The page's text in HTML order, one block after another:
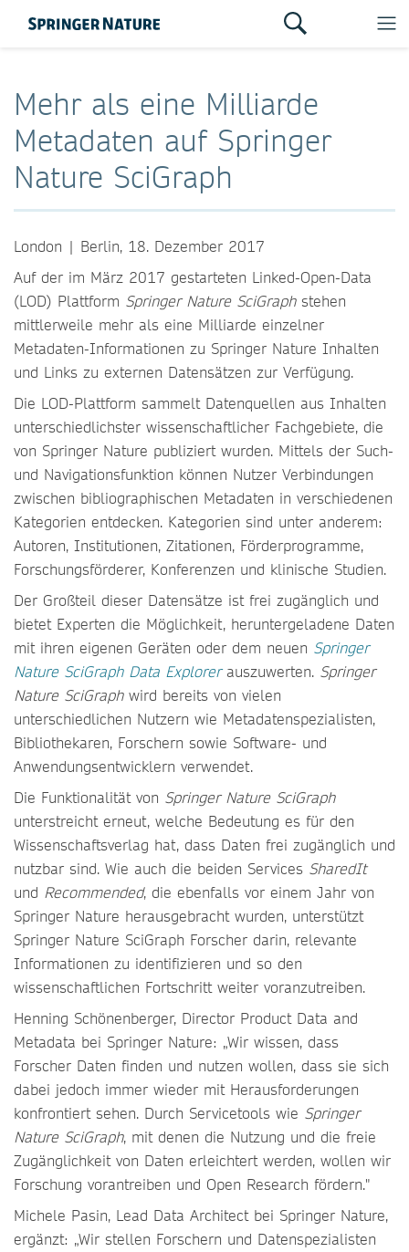
Mehr als eine Milliarde
Metadaten auf Springer
Nature SciGraph
London | Berlin, 18. Dezember 2017
Auf der im März 2017 gestarteten Linked-Open-Data
(LOD) Plattform Springer Nature SciGraph stehen
mittlerweile mehr als eine Milliarde einzelner
Metadaten-Informationen zu Springer Nature Inhalten
und Links zu externen Datensätzen zur Verfügung.
Die LOD-Plattform sammelt Datenquellen aus Inhalten
unterschiedlichster wissenschaftlicher Fachgebiete, die
von Springer Nature publiziert wurden. Mittels der Such-
und Navigationsfunktion können Nutzer Verbindungen
zwischen bibliographischen Metadaten in verschiedenen
Kategorien entdecken. Kategorien sind unter anderem:
Autoren, Institutionen, Zitationen, Förderprogramme,
Forschungsförderer, Konferenzen und klinische Studien.
Der Großteil dieser Datensätze ist frei zugänglich und
bietet Experten die Möglichkeit, heruntergeladene Daten
mit ihren eigenen Geräten oder dem neuen Springer
Nature SciGraph Data Explorerauszuwerten. Springer
Nature SciGraph wird bereits von vielen
unterschiedlichen Nutzern wie Metadatenspezialisten,
Bibliothekaren, Forschern sowie Software- und
Anwendungsentwicklern verwendet.
Die Funktionalität von Springer Nature SciGraph
unterstreicht erneut, welche Bedeutung es für den
Wissenschaftsverlag hat, dass Daten frei zugänglich und
nutzbar sind. Wie auch die beiden Services SharedIt
und Recommended, die ebenfalls vor einem Jahr von
Springer Nature herausgebracht wurden, unterstützt
Springer Nature SciGraph Forscher darin, relevante
Informationen zu identifizieren und so den
wissenschaftlichen Fortschritt weiter voranzutreiben.
Henning Schönenberger, Director Product Data and
Metadata bei Springer Nature: „Wir wissen, dass
Forscher Daten finden und nutzen wollen, dass sie sich
dabei jedoch immer wieder mit Herausforderungen
konfrontiert sehen. Durch Servicetools wie Springer
Nature SciGraph, mit denen die Nutzung und die freie
Zugänglichkeit von Daten erleichtert werden, wollen wir
Forschung vorantreiben und Open Research fördern."
Michele Pasin, Lead Data Architect bei Springer Nature,
ergänzt: „Wir stellen Forschern und Datenspezialisten